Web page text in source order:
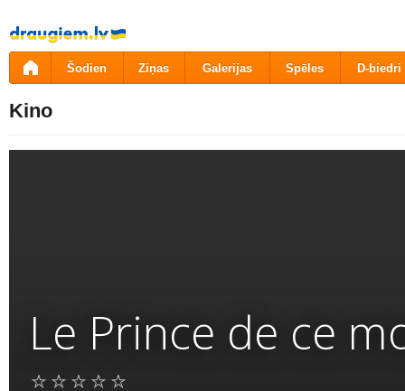
Pāriet
uz
saturu
Šodien Ziņas Galerijas Spēles D-biedri
Kino
Le Prince de ce